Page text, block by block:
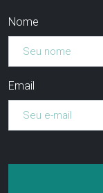
Nome
Email